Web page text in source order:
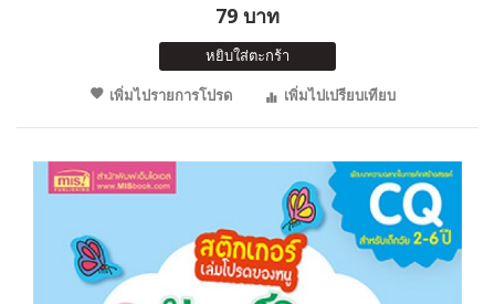
79 บาท
หยิบใส่ตะกร้า
เพิ่มไปรายการโปรด
เพิ่มไปเปรียบเทียบ